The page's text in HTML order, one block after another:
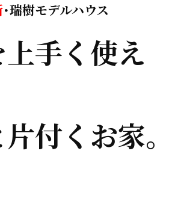
･瑞樹モデルハウス
手く使え
付くお家。